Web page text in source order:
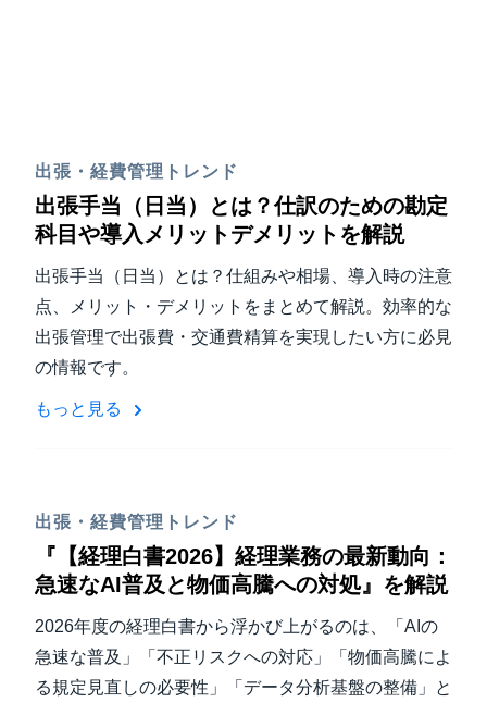
出張・経費管理トレンド
出張手当（日当）とは？仕訳のための勘定
科目や導入メリットデメリットを解説
出張手当（日当）とは？仕組みや相場、導入時の注意
点、メリット・デメリットをまとめて解説。効率的な
出張管理で出張費・交通費精算を実現したい方に必見
の情報です。
もっと見る
出張・経費管理トレンド
『【経理白書2026】経理業務の最新動向：
急速なAI普及と物価高騰への対処』を解説
2026年度の経理白書から浮かび上がるのは、「AIの
急速な普及」「不正リスクへの対応」「物価高騰によ
る規定見直しの必要性」「データ分析基盤の整備」と